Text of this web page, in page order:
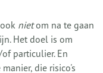
nietom na te gaan
Het doel is om
particulier. En
die risico's